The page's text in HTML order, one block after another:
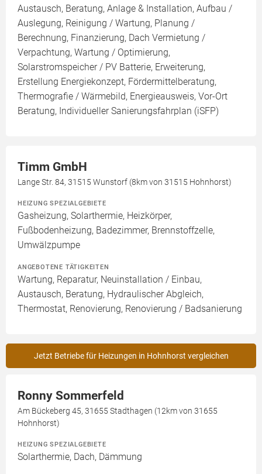
Austausch, Beratung, Anlage & Installation, Aufbau /
Auslegung, Reinigung / Wartung, Planung /
Berechnung, Finanzierung, Dach Vermietung /
Verpachtung, Wartung / Optimierung,
Solarstromspeicher / PV Batterie, Erweiterung,
Erstellung Energiekonzept, Fördermittelberatung,
Thermografie / Wärmebild, Energieausweis, Vor-Ort
Beratung, Individueller Sanierungsfahrplan (iSFP)
Timm GmbH
Lange Str. 84, 31515 Wunstorf (8km von 31515 Hohnhorst)
HEIZUNG SPEZIALGEBIETE
Gasheizung, Solarthermie, Heizkörper,
Fußbodenheizung, Badezimmer, Brennstoffzelle,
Umwälzpumpe
ANGEBOTENE TÄTIGKEITEN
Wartung, Reparatur, Neuinstallation / Einbau,
Austausch, Beratung, Hydraulischer Abgleich,
Thermostat, Renovierung, Renovierung / Badsanierung
Jetzt Betriebe für Heizungen in Hohnhorst vergleichen
Ronny Sommerfeld
Am Bückeberg 45, 31655 Stadthagen (12km von 31655
Hohnhorst)
HEIZUNG SPEZIALGEBIETE
Solarthermie, Dach, Dämmung